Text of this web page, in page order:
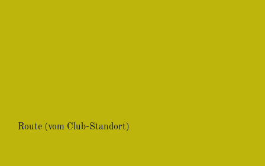
Route (vom Club-Standort)